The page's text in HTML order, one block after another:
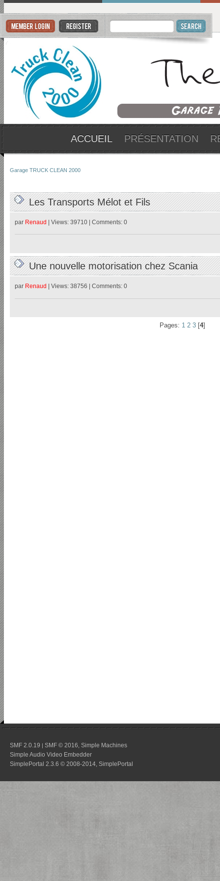
ACCUEIL PRÉSENTATION
Garage TRUCK CLEAN 2000
Les Transports Mélot et Fils
par Renaud | Views: 39710 | Comments: 0
Une nouvelle motorisation chez Scania
par Renaud | Views: 38756 | Comments: 0
Pages: 1 2 3 [4]
SMF 2.0.19 | SMF © 2016 Simple Machines
Simple Audio Video Embedder
SimplePortal 2.3.6 © 2008-2014, SimplePortal